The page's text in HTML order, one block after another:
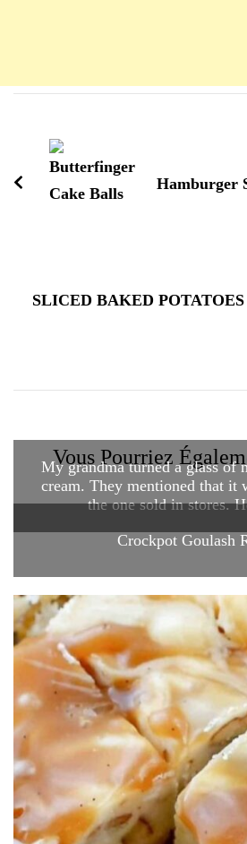
d'article
Hamburger
SLICED BAKED POTATOES
Vous Pourriez
My grandma turned a glass of
cream. They mentioned that it
the one sold in stores.
Crockpot Goulash